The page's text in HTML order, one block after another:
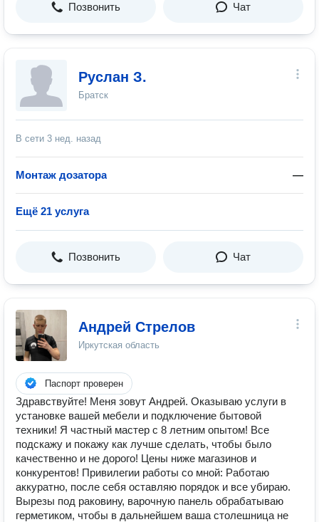
Позвонить Чат
Руслан З.
Братск
В сети 3 нед. назад
Монтаж дозатора —
Ещё 21 услуга
Позвонить Чат
Андрей Стрелов
Иркутская область
Паспорт проверен
Здравствуйте! Меня зовут Андрей. Оказываю услуги в
установке вашей мебели и подключение бытовой
техники! Я частный мастер с 8 летним опытом! Все
подскажу и покажу как лучше сделать, чтобы было
качественно и не дорого! Цены ниже магазинов и
конкурентов! Привилегии работы со мной: Работаю
аккуратно, после себя оставляю порядок и все убираю.
Вырезы под раковину, варочную панель обрабатываю
герметиком, чтобы в дальнейшем ваша столешница не